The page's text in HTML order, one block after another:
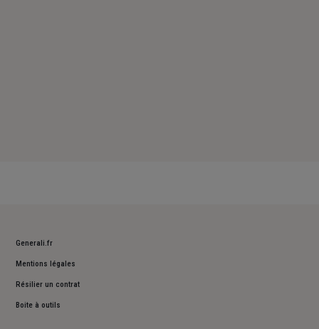
Generali.fr
Mentions légales
Résilier un contrat
Boite à outils